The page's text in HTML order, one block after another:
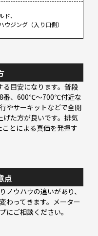
、
ウジング（入り口側）
目安になります。普段
番、600℃～700℃付近な
やサーキットなどで全開
た方が良いです。排気
とによる真価を発揮す
点
ノウハウの違いがあり、
わってきます。メーター
にご相談ください。